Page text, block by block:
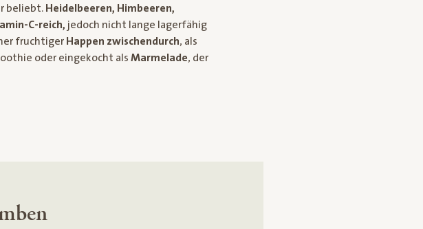
beliebt. Heidelbeeren, Himbeeren,
C-reich, jedoch nicht lange lagerfähig
fruchtiger Happen zwischendurch, als
oder eingekocht als Marmelade, der